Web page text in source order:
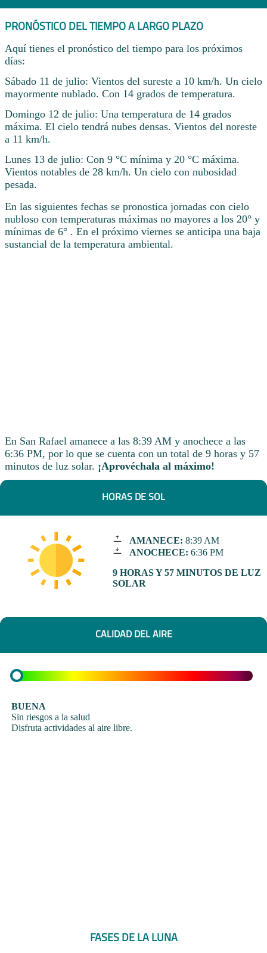
PRONÓSTICO DEL TIEMPO A LARGO PLAZO
Aquí tienes el pronóstico del tiempo para los próximos
días:
Sábado 11 de julio: Vientos del sureste a 10 km/h. Un cielo
mayormente nublado. Con 14 grados de temperatura.
Domingo 12 de julio: Una temperatura de 14 grados
máxima. El cielo tendrá nubes densas. Vientos del noreste
a 11 km/h.
Lunes 13 de julio: Con 9 °C mínima y 20 °C máxima.
Vientos notables de 28 km/h. Un cielo con nubosidad
pesada.
En las siguientes fechas se pronostica jornadas con cielo
nubloso con temperaturas máximas no mayores a los 20° y
mínimas de 6° . En el próximo viernes se anticipa una baja
sustancial de la temperatura ambiental.
En San Rafael amanece a las 8:39 AM y anochece a las
6:36 PM, por lo que se cuenta con un total de 9 horas y 57
minutos de luz solar. ¡Aprovéchala al máximo!
HORAS DE SOL
AMANECE: 8:39 AM
ANOCHECE: 6:36 PM
9 HORAS Y 57 MINUTOS DE LUZ
SOLAR
CALIDAD DEL AIRE
BUENA
Sin riesgos a la salud
Disfruta actividades al aire libre.
FASES DE LA LUNA